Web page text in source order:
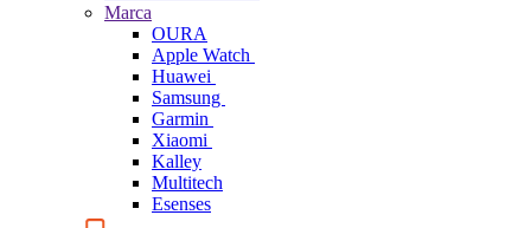
Marca
OURA
Apple Watch
Huawei
Samsung
Garmin
Xiaomi
Kalley
Multitech
Esenses